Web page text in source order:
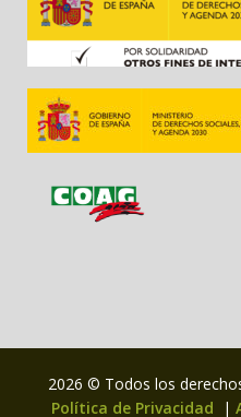
2026 © Todos los
Política de Privacidad
|